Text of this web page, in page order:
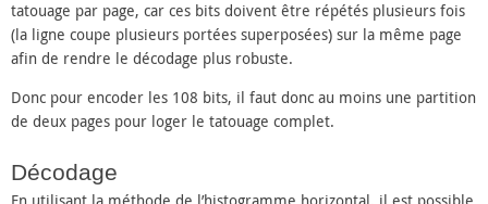
tatouage par page, car ces bits doivent être répétés plusieurs fois
(la ligne coupe plusieurs portées superposées) sur la même page
afin de rendre le décodage plus robuste.
Donc pour encoder les 108 bits, il faut donc au moins une partition
de deux pages pour loger le tatouage complet.
Décodage